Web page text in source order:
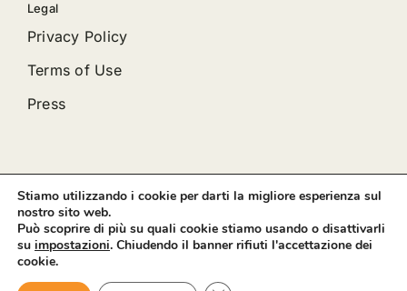
Legal
Privacy Policy
Terms of Use
Press
© 2012 - 2026 •Avadais aWebsite BuilderforWordPress
eCommerce
• All Rights Reserved • Developed by
ThemeFusion
Stiamo utilizzando i cookie per darti la migliore esperienza sul
nostro sito web.
Può scoprire di più su quali cookie stiamo usando o disattivarli
su impostazioni. Chiudendo il banner rifiuti l'accettazione dei
cookie.